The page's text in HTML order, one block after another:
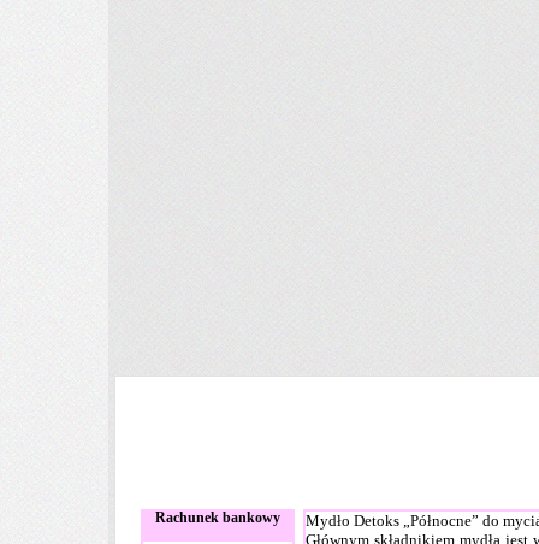
Rachunek bankowy
Mydło Detoks „Północne” do
Głównym składnikiem mydła